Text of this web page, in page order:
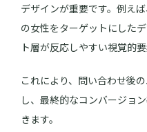
デザインが重要です。例え
の女性をターゲットにした
ト層が反応しやすい視覚的
これにより、問い合わせ後
し、最終的なコンバージョ
きます。